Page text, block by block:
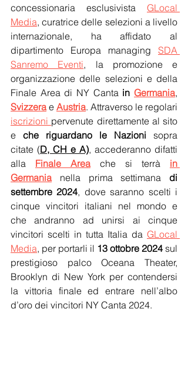
concessionaria esclusivista GLocal
Media, curatrice delle selezioni a livello
internazionale, ha affidato al
dipartimento Europa managing SDA
Sanremo Eventi, la promozione e
organizzazione delle selezioni e della
Finale Area di NY Canta in Germania
Svizzera e Austria
iscrizioni pervenute direttamente al sito
e che riguardano le Nazioni sopra
citate (D, CH e A), accederanno difatti
alla Finale Area che si terrà in
Germania nella prima settimana di
settembre 2024, dove saranno scelti i
cinque vincitori italiani nel mondo e
che andranno ad unirsi ai cinque
vincitori scelti in tutta Italia da GLocal
Media, per portarli il 13 ottobre 2024 sul
prestigioso palco Oceana Theater,
Brooklyn di New York per contendersi
la vittoria finale ed entrare nell’albo
d’oro dei vincitori NY Canta 2024.